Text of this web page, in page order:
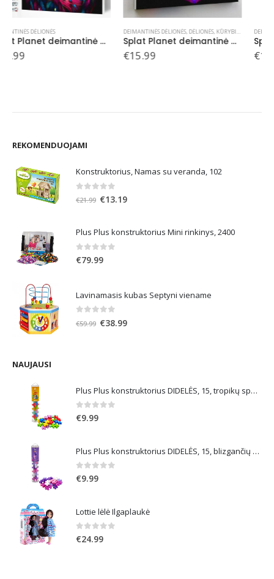
DEIMANTINĖS DĖLIONĖS KŪRYBIŠKUMUI
Splat Planet deimantinė dėlionė PANDA 30×40 cm
€15.99
DEIMANTINĖS DĖLIONĖS,TINKA MUMS IKI 112 METŲ
Splat Planet deimantinė dėlionė APEROL SPRITZ 30×40 cm
€15.99
REKOMENDUOJAMI
Konstruktorius, Namas su veranda, 102
out of 5
€21.99 Original
€21.99.
€13.19Current
€13.19.
Plus Plus konstruktorius Mini rinkinys, 2400
0out of 5
€79.99
Lavinamasis kubas Septyni viename
out of 5
€59.99 Original
€38.99Current
NAUJAUSI
Plus Plus konstruktorius DIDELĖS, 15, tropikų spalvos
0out of 5
€9.99
Plus Plus konstruktorius DIDELĖS, 15, blizgančių spalvų
0out of 5
€9.99
Lottie lėlė Ilgaplaukė
0out of 5
€24.99